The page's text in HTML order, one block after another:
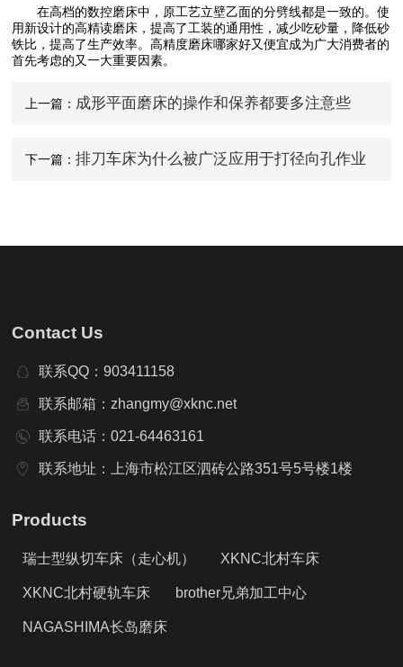
在高档的数控磨床中，原工艺立壁乙面的分劈线都是一致的。使
用新设计的高精读磨床，提高了工装的通用性，减少吃砂量，降低砂
铁比，提高了生产效率。高精度磨床哪家好又便宜成为广大消费者的
首先考虑的又一大重要因素。
上一篇： 成形平面磨床的操作和保养都要多注意些
下一篇： 排刀车床为什么被广泛应用于打径向孔作业
Contact Us
联系QQ：903411158
联系邮箱：zhangmy@xknc.net
联系电话：021-64463161
联系地址：上海市松江区泗砖公路351号5号楼1楼
Products
瑞士型纵切车床（走心机） XKNC北村车床
XKNC北村硬轨车床 brother兄弟加工中心
NAGASHIMA长岛磨床